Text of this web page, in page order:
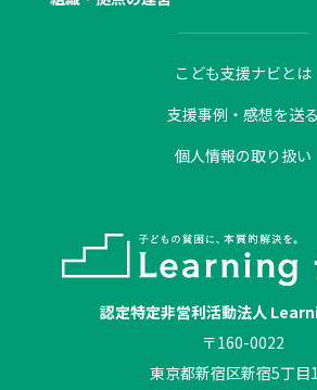
こども支援ナビとは
支援事例・感想を送る
個人情報の取り扱い
認定特定非営利活動法人
〒160-0022
東京都新宿区新宿5丁目